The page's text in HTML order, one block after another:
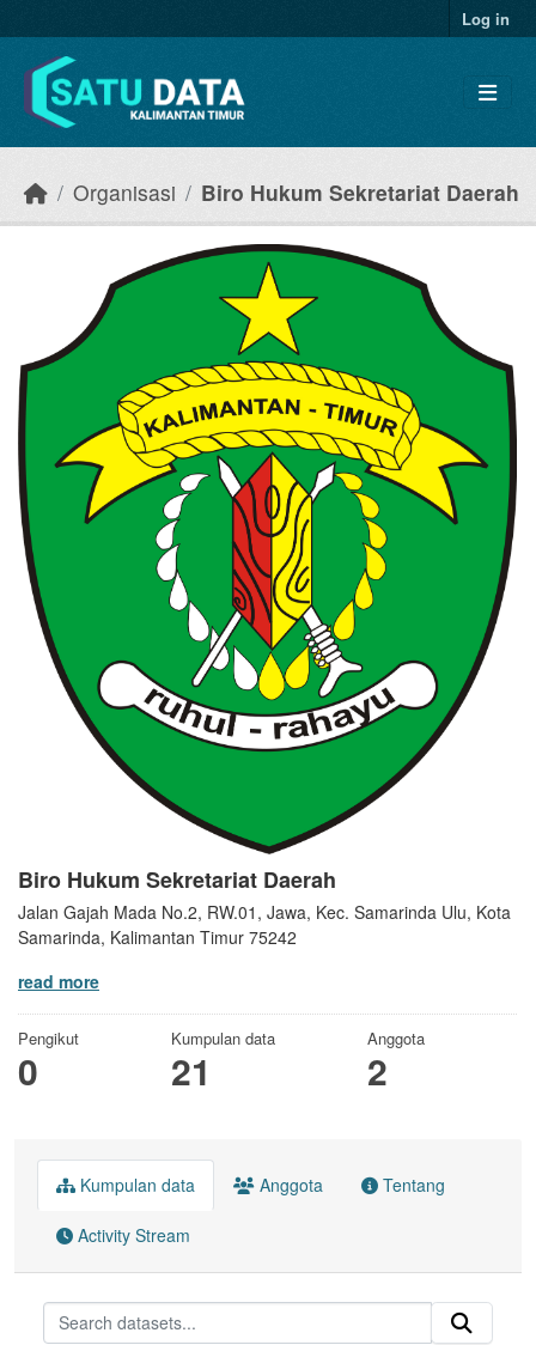
Log in
Organisasi Biro Hukum Sekretariat Daerah
Biro Hukum Sekretariat Daerah
Jalan Gajah Mada No.2, RW.01, Jawa, Kec. Samarinda Ulu, Kota
Samarinda, Kalimantan Timur 75242
read more
Pengikut
0
Kumpulan data
21
Anggota
2
Kumpulan data Anggota Tentang
Activity Stream